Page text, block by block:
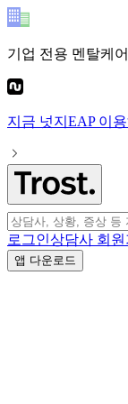
기업 전용 멘탈케
지금 넛지EAP이용
로그인상담사 회원
앱 다운로드